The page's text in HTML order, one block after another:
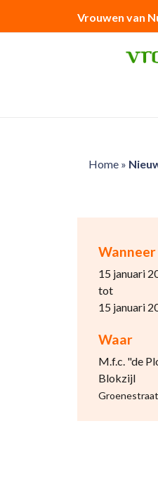
Vrouwen van
Home»
Wanneer
15 januari
tot
15 januari
Waar
M.f.c. "de
Blokzijl